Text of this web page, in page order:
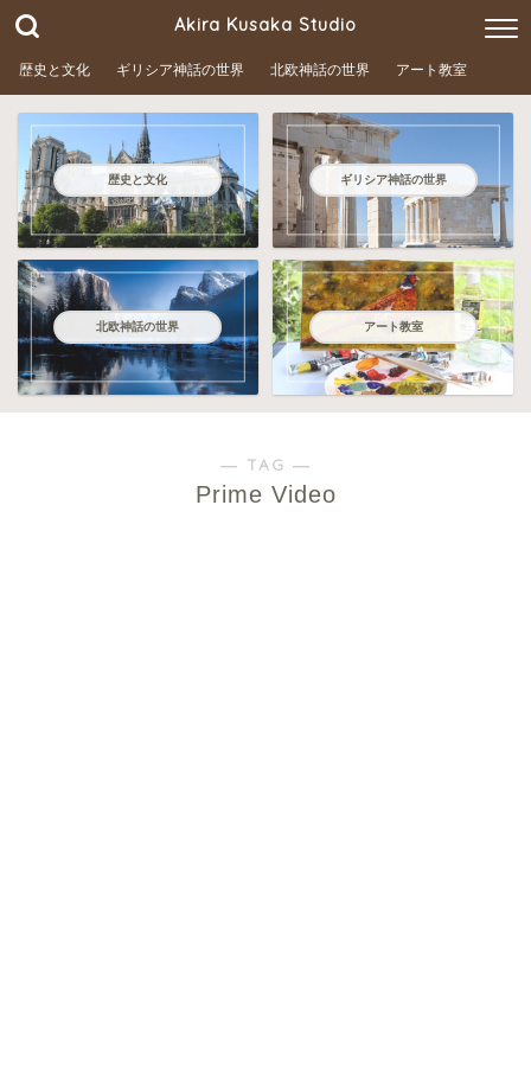
Akira Kusaka Studio
歴史と文化 ギリシア神話の世界 北欧神話の世界 アート教室
歴史と文化 ギリシア神話の世界
北欧神話の世界 アート教室
― TAG ―
Prime Video